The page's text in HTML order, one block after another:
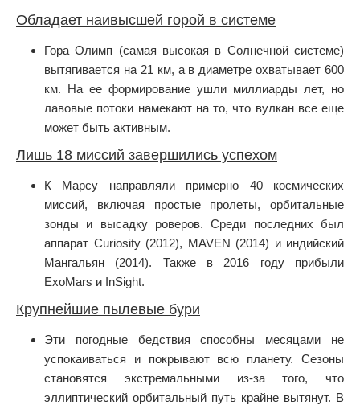
Обладает наивысшей горой в системе
Гора Олимп (самая высокая в Солнечной системе)
вытягивается на 21 км, а в диаметре охватывает 600
км. На ее формирование ушли миллиарды лет, но
лавовые потоки намекают на то, что вулкан все еще
может быть активным.
Лишь 18 миссий завершились успехом
К Марсу направляли примерно 40 космических
миссий, включая простые пролеты, орбитальные
зонды и высадку роверов. Среди последних был
аппарат Curiosity (2012), MAVEN (2014) и индийский
Мангальян (2014). Также в 2016 году прибыли
ExoMars и InSight.
Крупнейшие пылевые бури
Эти погодные бедствия способны месяцами не
успокаиваться и покрывают всю планету. Сезоны
становятся экстремальными из-за того, что
эллиптический орбитальный путь крайне вытянут. В